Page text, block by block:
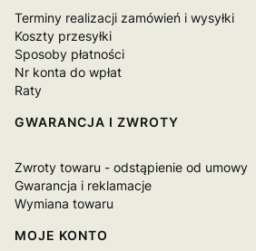
Terminy realizacji zamówień i wysyłki
Koszty przesyłki
Sposoby płatności
Nr konta do wpłat
Raty
GWARANCJA I ZWROTY
Zwroty towaru - odstąpienie od umowy
Gwarancja i reklamacje
Wymiana towaru
MOJE KONTO